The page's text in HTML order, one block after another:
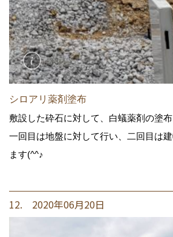
シロアリ薬剤塗布
敷設した砕石に対して、白蟻薬剤の塗布
一回目は地盤に対して行い、二回目は
ます(^^♪
12. 2020年06月20日